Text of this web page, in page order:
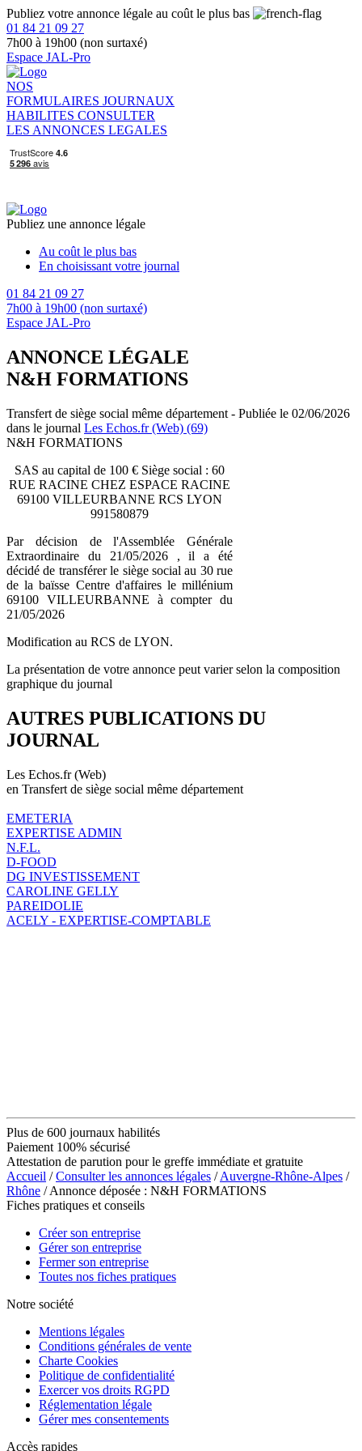
Publiez votre annonce légale au coût le plus bas
01 84 21 09 27
7h00 à 19h00 (non surtaxé)
Espace JAL-Pro
NOS
FORMULAIRES JOURNAUX
HABILITES CONSULTER
LES ANNONCES LEGALES
Publiez une annonce légale
Au coût le plus bas
En choisissant votre journal
01 84 21 09 27
7h00 à 19h00 (non surtaxé)
Espace JAL-Pro
ANNONCE LÉGALE
N&H FORMATIONS
Transfert de siège social même département - Publiée le 02/06/2026
dans le journal Les Echos.fr (Web) (69)
N&H FORMATIONS
SAS au capital de 100 € Siège social : 60
RUE RACINE CHEZ ESPACE RACINE
69100 VILLEURBANNE RCS LYON
991580879
Par décision de l'Assemblée Générale
Extraordinaire du 21/05/2026 , il a été
décidé de transférer le siège social au 30 rue
de la baïsse Centre d'affaires le millénium
69100 VILLEURBANNE à compter du
21/05/2026
Modification au RCS de LYON.
La présentation de votre annonce peut varier selon la composition
graphique du journal
AUTRES PUBLICATIONS DU
JOURNAL
Les Echos.fr (Web)
en Transfert de siège social même département
EMETERIA
EXPERTISE ADMIN
N.F.L.
D-FOOD
DG INVESTISSEMENT
CAROLINE GELLY
PAREIDOLIE
ACELY - EXPERTISE-COMPTABLE
Plus de 600 journaux habilités
Paiement 100% sécurisé
Attestation de parution pour le greffe immédiate et gratuite
Accueil /Consulter les annonces légales /Auvergne-Rhône-Alpes /
Rhône / Annonce déposée : N&H FORMATIONS
Fiches pratiques et conseils
Créer son entreprise
Gérer son entreprise
Fermer son entreprise
Toutes nos fiches pratiques
Notre société
Mentions légales
Conditions générales de vente
Charte Cookies
Politique de confidentialité
Exercer vos droits RGPD
Réglementation légale
Gérer mes consentements
Accès rapides